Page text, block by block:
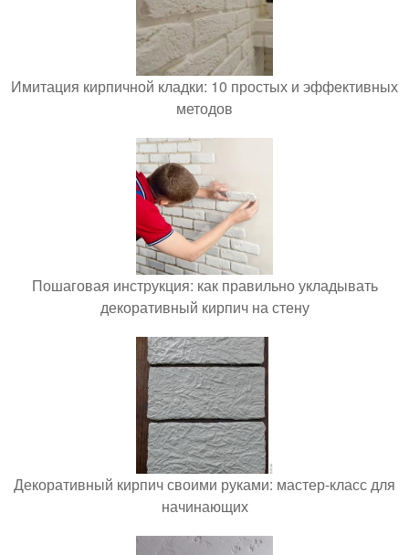
Имитация кирпичной кладки: 10 простых и эффективных
методов
Пошаговая инструкция: как правильно укладывать
декоративный кирпич на стену
Декоративный кирпич своими руками: мастер-класс для
начинающих